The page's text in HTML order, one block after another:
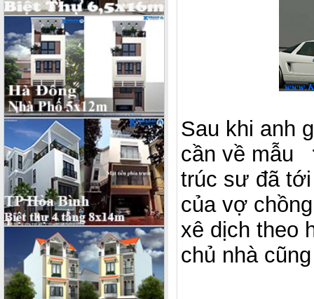
Sau khi anh
cần về mẫu
trúc sư đã
của vợ
xê dịch theo
chủ nhà